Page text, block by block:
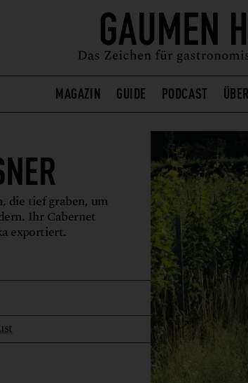
MAGAZIN GUIDE PODCAST
die tief graben, um
Ihr Cabernet
exportiert.